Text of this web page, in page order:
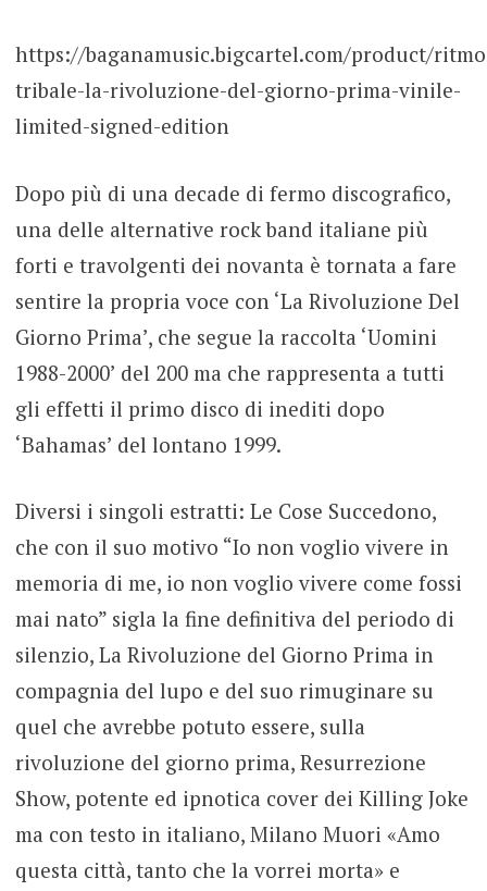
https://baganamusic.bigcartel.com/product/
tribale-la-rivoluzione-del-giorno-prima-vinile-
limited-signed-edition
Dopo più di una decade di fermo discografico,
una delle alternative rock band italiane più
forti e travolgenti dei novanta è tornata a fare
sentire la propria voce con ‘La Rivoluzione Del
Giorno Prima’, che segue la raccolta ‘Uomini
1988-2000’ del 200 ma che rappresenta a tutti
gli effetti il primo disco di inediti dopo
‘Bahamas’ del lontano 1999.
Diversi i singoli estratti: Le Cose Succedono,
che con il suo motivo “Io non voglio vivere in
memoria di me, io non voglio vivere come fossi
mai nato” sigla la fine definitiva del periodo di
silenzio, La Rivoluzione del Giorno Prima in
compagnia del lupo e del suo rimuginare su
quel che avrebbe potuto essere, sulla
rivoluzione del giorno prima, Resurrezione
Show, potente ed ipnotica cover dei Killing Joke
ma con testo in italiano, Milano Muori «Amo
questa città, tanto che la vorrei morta» e